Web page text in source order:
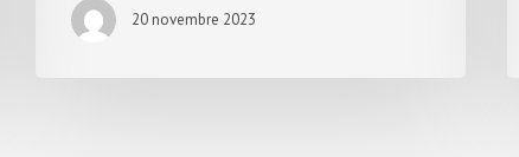
20 novembre 2023